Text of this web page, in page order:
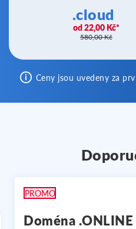
.cloud
22,00 Kč
580,00 Kč
Ceny jsou uvedeny za
PROMO
Doména .ONLINE